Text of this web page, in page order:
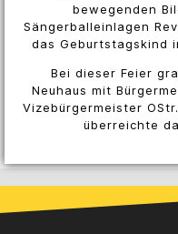
bewegenden
Sängerballeinlagen
das Geburtstagskind
Bei dieser Feier
Neuhaus mit
Vizebürgermeister
überreichte